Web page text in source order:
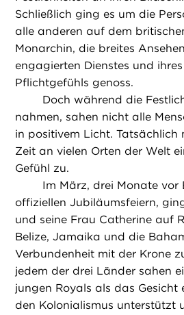
Schließlich ging es um die
alle anderen auf dem
Monarchin, die breites
engagierten Dienstes und
Pflichtgefühls genoss.
Doch während die
nahmen, sahen nicht alle
in positivem Licht. Tatsächlich
Zeit an vielen Orten der Welt
Gefühl zu.
Im März, drei Monate vor
offiziellen Jubiläumsfeiern,
und seine Frau Catherine auf
Belize, Jamaika und die
Verbundenheit mit der Krone
jedem der drei Länder sahen
jungen Royals als das Gesicht
den Kolonialismus unterstützt